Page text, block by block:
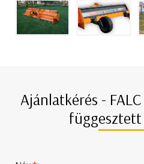
Ajánlatkérés -
függesztett